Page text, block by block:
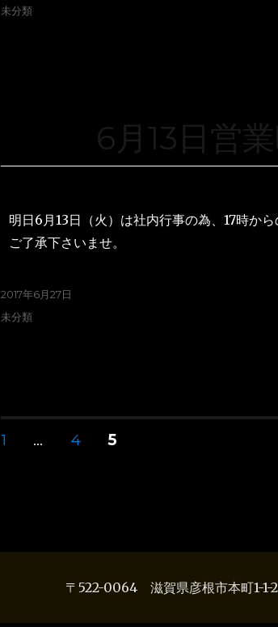
未分類
6月13日営
明日6月13日（火）は社内行事の為、17時か
ご了承下さいませ。
2017年6月27日
未分類
1 … 4 5
〒522-0064 滋賀県彦根市本町1-